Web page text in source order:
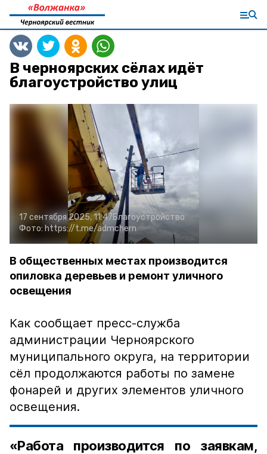
В черноярских сёлах идёт
благоустройство улиц
17 сентября 2025, 11:47Благоустройство
Фото: https://t.me/admchern
В общественных местах производится
опиловка деревьев и ремонт уличного
освещения
Как сообщает пресс-служба
администрации Черноярского
муниципального округа, на территории
сёл продолжаются работы по замене
фонарей и других элементов уличного
освещения.
«Работа производится по заявкам,